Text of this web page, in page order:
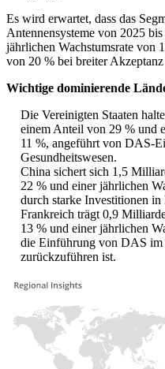
Es wird erwartet, dass das
Antennensysteme von 2025
jährlichen Wachstumsrate von
von 20 % bei breiter
Wichtige dominierende
Die Vereinigten Staaten
einem Anteil von 29 % und
11 %, angeführt von DAS-
Gesundheitswesen.
China sichert sich 1,5
22 % und einer jährlichen
durch starke Investitionen
Frankreich trägt 0,9
13 % und einer jährlichen
die Einführung von DAS im
zurückzuführen ist.